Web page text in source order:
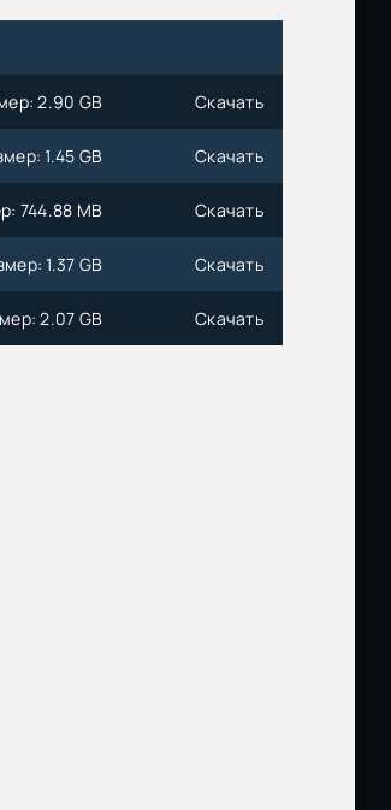
2.90 GB Скачать
1.45 GB Скачать
744.88 MB Скачать
1.37 GB Скачать
2.07 GB Скачать